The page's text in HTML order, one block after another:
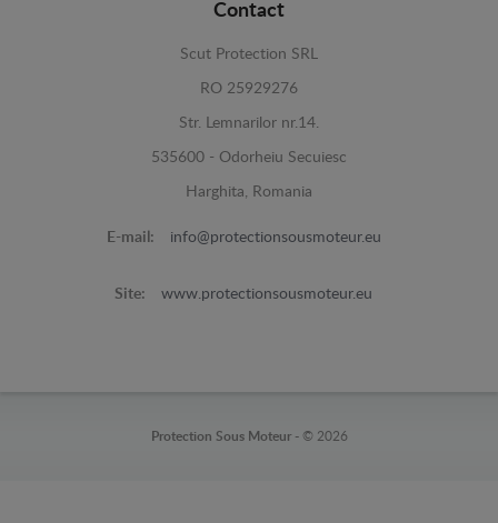
Contact
Scut Protection SRL
RO 25929276
Str. Lemnarilor nr.14.
535600 - Odorheiu Secuiesc
Harghita, Romania
E-mail: info@protectionsousmoteur.eu
Site: www.protectionsousmoteur.eu
Protection Sous Moteur - © 2026